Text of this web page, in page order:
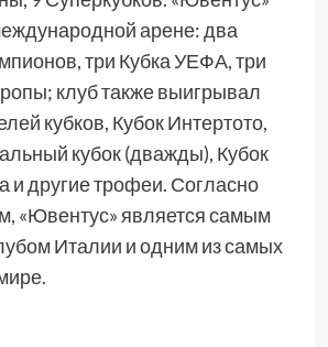
арене: два
три Кубка УЕФА, три
клуб также выигрывал
кубков, Кубок Интертото,
кубок (дважды), Кубок
и другие трофеи. Согласно
«Ювентус» является самым
Италии и одним из самых